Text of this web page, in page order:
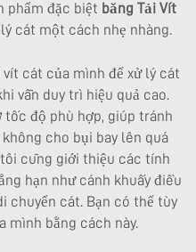
phẩm đặc biệt băng Tải Vít
cát một cách nhẹ nhàng.
cát của mình để xử lý cát
vẫn duy trì hiệu quả cao.
độ phù hợp, giúp tránh
cho bụi bay lên quá
cũng giới thiệu các tính
hạn như cánh khuấy điều
chuyển cát. Bạn có thể tùy
mình bằng cách này.